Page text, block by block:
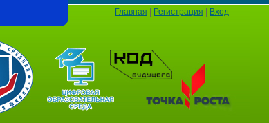
Главная Регистрация Вход